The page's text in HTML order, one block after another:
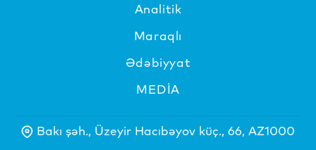
Analitik
Maraqlı
Ədəbiyyat
MEDİA
Bakı şəh., Üzeyir Hacıbəyov küç., 66, AZ1000